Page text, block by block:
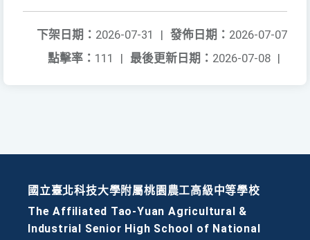
發佈日期： 2026-07-07
下架日期： 2026-07-31
|
最後更新日期： 2026-07-08 |
點擊率： 111 |
國立臺北科技大學附屬桃園農工高級中等學校
The Affiliated Tao-Yuan Agricultural &
Industrial Senior High School of National